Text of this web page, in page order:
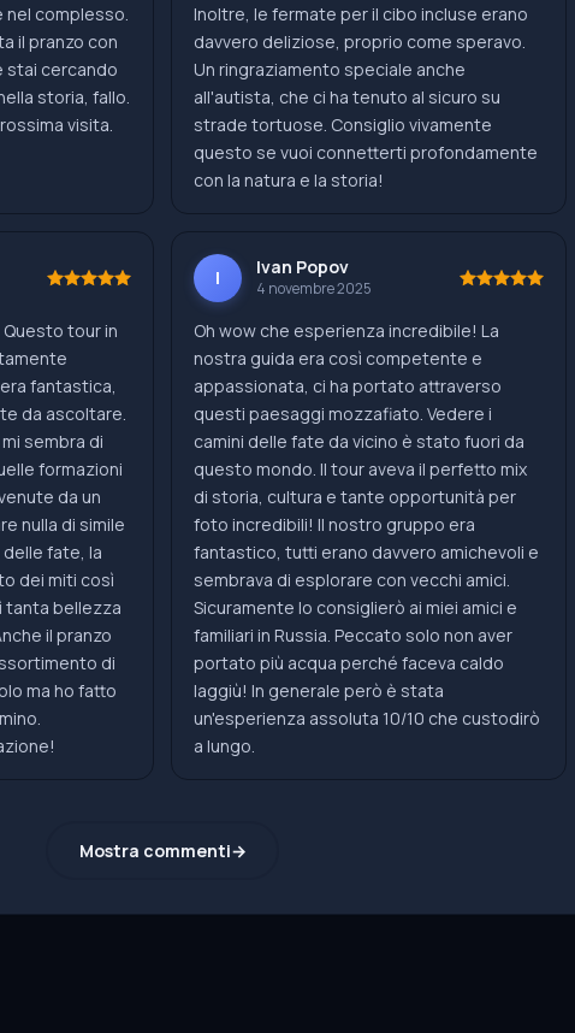
complesso.
il pranzo con
stai cercando
storia, fallo.
visita.
Inoltre, le fermate per il cibo incluse erano
davvero deliziose, proprio come speravo.
Un ringraziamento speciale anche
all'autista, che ci ha tenuto al sicuro su
strade tortuose. Consiglio vivamente
questo se vuoi connetterti profondamente
con la natura e la storia!
tour in
fantastica,
da ascoltare.
sembra di
formazioni
da un
nulla di simile
fate, la
dei miti così
tanta bellezza
il pranzo
di
ma ho fatto
I Ivan Popov
4 novembre 2025
Oh wow che esperienza incredibile! La
nostra guida era così competente e
appassionata, ci ha portato attraverso
questi paesaggi mozzafiato. Vedere i
camini delle fate da vicino è stato fuori da
questo mondo. Il tour aveva il perfetto mix
di storia, cultura e tante opportunità per
foto incredibili! Il nostro gruppo era
fantastico, tutti erano davvero amichevoli e
sembrava di esplorare con vecchi amici.
Sicuramente lo consiglierò ai miei amici e
familiari in Russia. Peccato solo non aver
portato più acqua perché faceva caldo
laggiù! In generale però è stata
un'esperienza assoluta 10/10 che custodirò
a lungo.
Mostra commenti